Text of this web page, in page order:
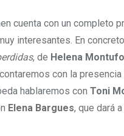
cuenta con un completo
interesantes. En
, de Helena Montufo
con la presencia
hablaremos con Toni
Elena Bargues, que dará